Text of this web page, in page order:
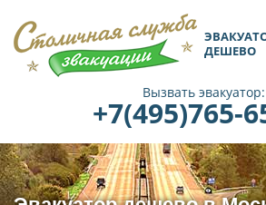
ДЕШЕВО
Вызвать эвакуатор:
+7(495)765-